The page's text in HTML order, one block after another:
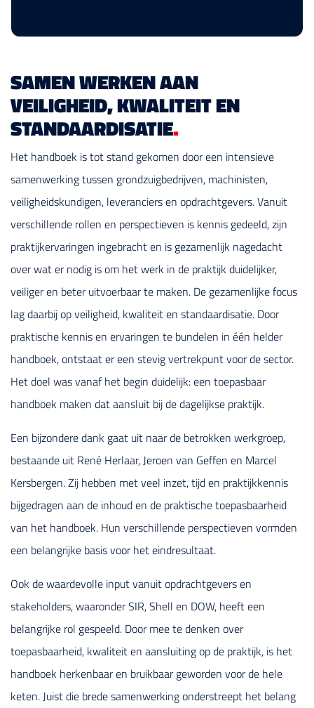
SAMEN WERKEN AAN
VEILIGHEID, KWALITEIT EN
STANDAARDISATIE.
Het handboek is tot stand gekomen door een intensieve
samenwerking tussen grondzuigbedrijven, machinisten,
veiligheidskundigen, leveranciers en opdrachtgevers. Vanuit
verschillende rollen en perspectieven is kennis gedeeld, zijn
praktijkervaringen ingebracht en is gezamenlijk nagedacht
over wat er nodig is om het werk in de praktijk duidelijker,
veiliger en beter uitvoerbaar te maken. De gezamenlijke focus
lag daarbij op veiligheid, kwaliteit en standaardisatie. Door
praktische kennis en ervaringen te bundelen in één helder
handboek, ontstaat er een stevig vertrekpunt voor de sector.
Het doel was vanaf het begin duidelijk: een toepasbaar
handboek maken dat aansluit bij de dagelijkse praktijk.
Een bijzondere dank gaat uit naar de betrokken werkgroep,
bestaande uit René Herlaar, Jeroen van Geffen en Marcel
Kersbergen. Zij hebben met veel inzet, tijd en praktijkkennis
bijgedragen aan de inhoud en de praktische toepasbaarheid
van het handboek. Hun verschillende perspectieven vormden
een belangrijke basis voor het eindresultaat.
Ook de waardevolle input vanuit opdrachtgevers en
stakeholders, waaronder SIR, Shell en DOW, heeft een
belangrijke rol gespeeld. Door mee te denken over
toepasbaarheid, kwaliteit en aansluiting op de praktijk, is het
handboek herkenbaar en bruikbaar geworden voor de hele
keten. Juist die brede samenwerking onderstreept het belang